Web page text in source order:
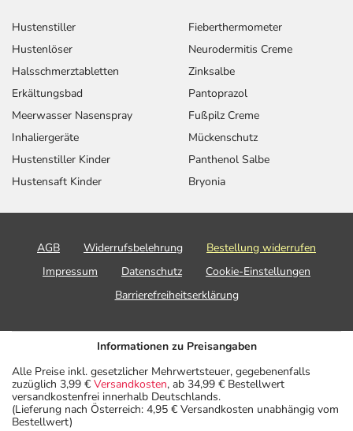
Hustenstiller
Hustenlöser
Halsschmerztabletten
Erkältungsbad
Meerwasser Nasenspray
Inhaliergeräte
Hustenstiller Kinder
Hustensaft Kinder
Fieberthermometer
Neurodermitis Creme
Zinksalbe
Pantoprazol
Fußpilz Creme
Mückenschutz
Panthenol Salbe
Bryonia
AGB Widerrufsbelehrung
Bestellung widerrufen
Impressum
Datenschutz
Cookie-Einstellungen
Barrierefreiheitserklärung
Informationen zu Preisangaben
Alle Preise inkl. gesetzlicher Mehrwertsteuer, gegebenenfalls
zuzüglich 3,99 € Versandkosten, ab 34,99 € Bestellwert
versandkostenfrei innerhalb Deutschlands.
(Lieferung nach Österreich: 4,95 € Versandkosten unabhängig vom
Bestellwert)